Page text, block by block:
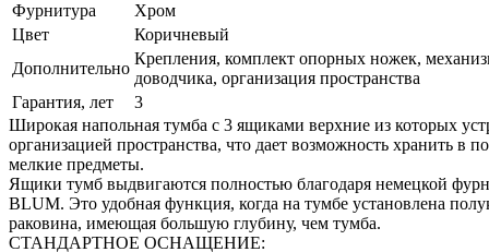
Фурнитура
Хром
Цвет
Коричневый
Дополнительно
Крепления, комплект опорных ножек,
доводчика, организация пространства
Гарантия, лет
3
Широкая напольная тумба с 3 ящиками верхние из которых
организацией пространства, что дает возможность хранить в
мелкие предметы.
Ящики тумб выдвигаются полностью благодаря немецкой
BLUM. Это удобная функция, когда на тумбе установлена
раковина, имеющая большую глубину, чем тумба.
СТАНДАРТНОЕ ОСНАЩЕНИЕ: